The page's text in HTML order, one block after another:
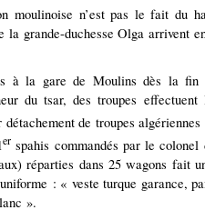
moulinoise n’est pas le fait du
grande-duchesse Olga arrivent
à la gare de Moulins dès la fin
du tsar, des troupes
de troupes algériennes
er spahis commandés par le
réparties dans 25 wagons fait
: « veste turque garance,
».